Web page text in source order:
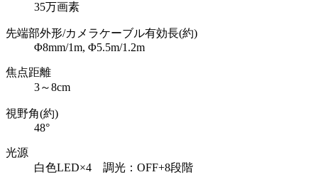
35万画素
先端部外形/カメラケーブル有効長(約)
Φ8mm/1m, Φ5.5m/1.2m
焦点距離
3～8cm
視野角(約)
48°
光源
白色LED×4 調光：OFF+8段階